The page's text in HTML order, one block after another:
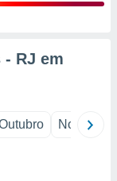
RJ em
Novembro